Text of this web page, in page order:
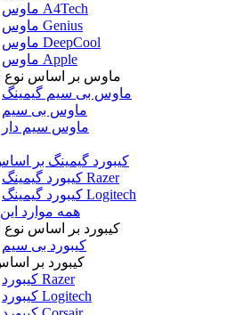
ماوس A4Tech
ماوس Genius
ماوس DeepCool
ماوس Apple
ماوس بر اساس نوع
ماوس بی سیم گیمینگ
ماوس بی سیم
ماوس سیم دار
کیبورد گیمینگ بر
کیبورد گیمینگ Razer
کیبورد گیمینگ Logitech
همه موارد
کیبورد بر اساس نوع
کیبورد بی سیم
کیبورد بر
کیبورد Razer
کیبورد Logitech